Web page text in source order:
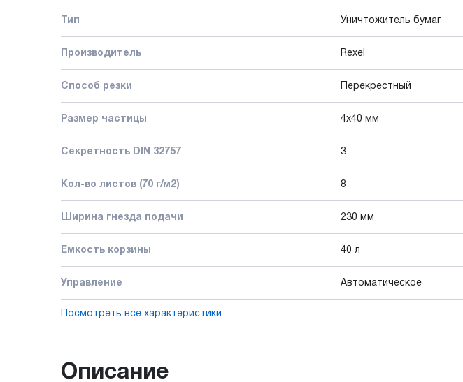
Тип Уничтожитель бумаг
Производитель Rexel
Способ резки Перекрестный
Размер частицы 4x40 мм
Секретность DIN 32757 3
Кол-во листов (70 г/м2) 8
Ширина гнезда подачи 230 мм
Емкость корзины 40 л
Управление Автоматическое
Посмотреть все характеристики
Описание